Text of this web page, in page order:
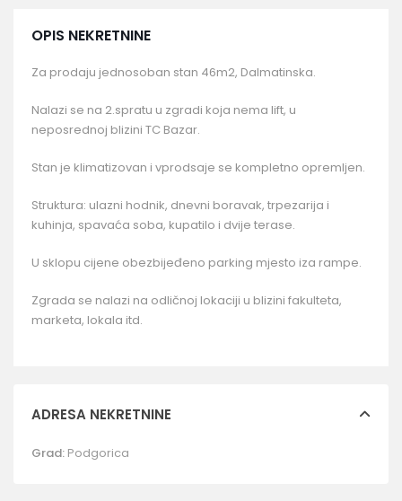
OPIS NEKRETNINE
Za prodaju jednosoban stan 46m2, Dalmatinska.
Nalazi se na 2.spratu u zgradi koja nema lift, u
neposrednoj blizini TC Bazar.
Stan je klimatizovan i vprodsaje se kompletno opremljen.
Struktura: ulazni hodnik, dnevni boravak, trpezarija i
kuhinja, spavaća soba, kupatilo i dvije terase.
U sklopu cijene obezbijeđeno parking mjesto iza rampe.
Zgrada se nalazi na odličnoj lokaciji u blizini fakulteta,
marketa, lokala itd.
ADRESA NEKRETNINE
Grad: Podgorica